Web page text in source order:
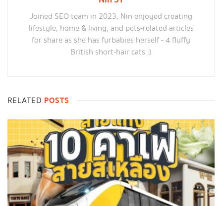
Joined SEO team in 2023, Nin enjoyed creating
lifestyle, home & living, and pets-related articles
for share as she has furbabies herself - 4 fluffy
British short-hair cats :)
RELATED POSTS